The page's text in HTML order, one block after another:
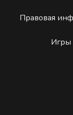
Правовая
Игры